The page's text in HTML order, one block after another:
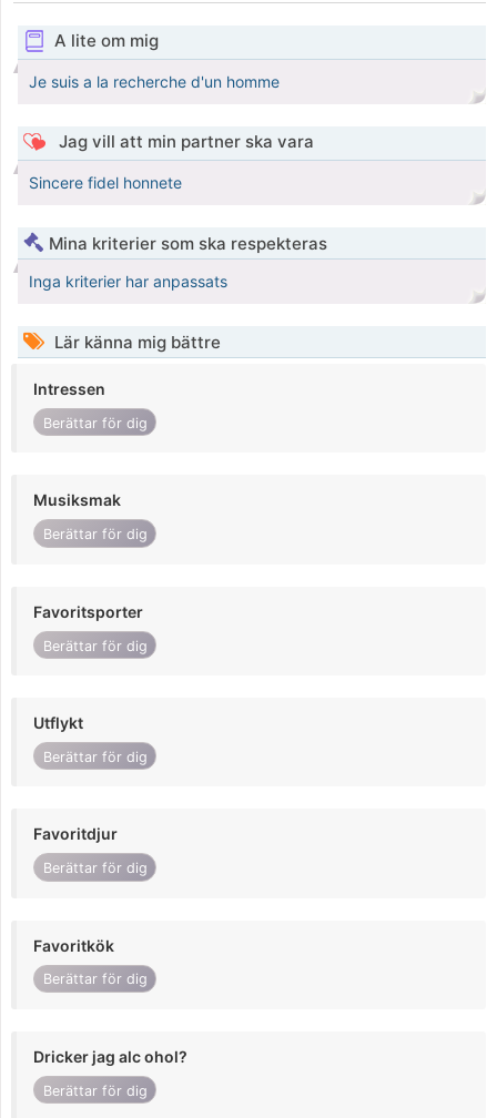
A lite om mig
Je suis a la recherche d'un homme
Jag vill att min partner ska vara
Sincere fidel honnete
Mina kriterier som ska respekteras
Inga kriterier har anpassats
Lär känna mig bättre
Intressen
Berättar för dig
Musiksmak
Berättar för dig
Favoritsporter
Berättar för dig
Utflykt
Berättar för dig
Favoritdjur
Berättar för dig
Favoritkök
Berättar för dig
Dricker jag alc ohol?
Berättar för dig